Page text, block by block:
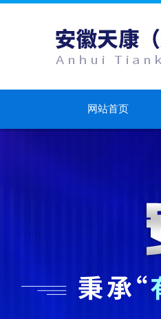
网站首页